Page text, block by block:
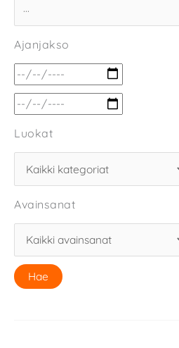
Ajanjakso
Luokat
Avainsanat